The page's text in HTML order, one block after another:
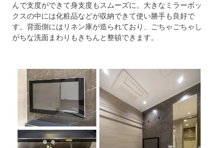
んで支度ができて身支度もスムーズに。大きなミラーボッ
クスの中には化粧品などが収納できて使い勝手も良好で
す。背面側にはリネン庫が造られており、ごちゃごちゃし
がちな洗面まわりもきちんと整頓できます。